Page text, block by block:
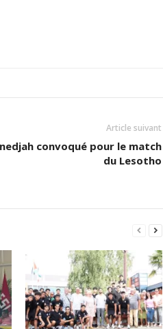
Article suivant
convoqué pour le match
du Lesotho